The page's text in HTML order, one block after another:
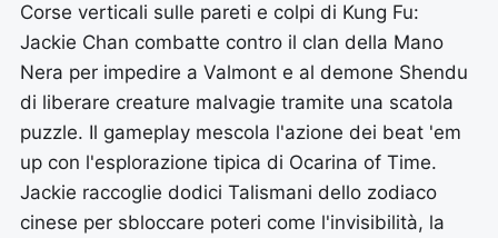
Corse verticali sulle pareti e colpi di Kung Fu:
Jackie Chan combatte contro il clan della Mano
Nera per impedire a Valmont e al demone Shendu
di liberare creature malvagie tramite una scatola
puzzle. Il gameplay mescola l'azione dei beat 'em
up con l'esplorazione tipica di Ocarina of Time.
Jackie raccoglie dodici Talismani dello zodiaco
cinese per sbloccare poteri come l'invisibilità, la